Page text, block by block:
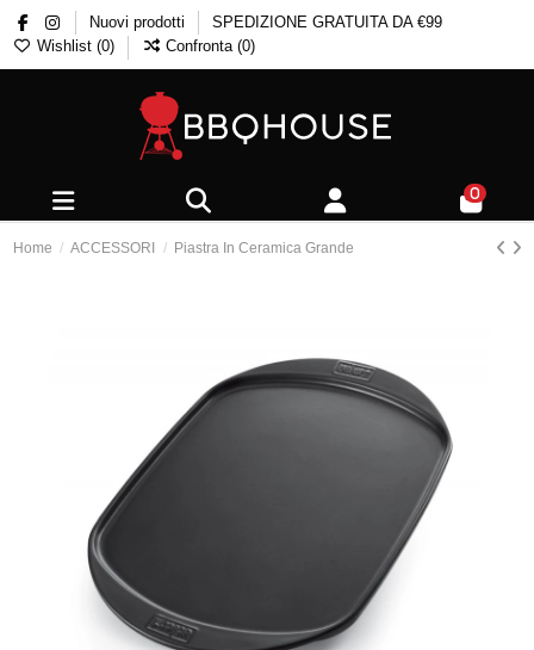
Nuovi prodotti
SPEDIZIONE GRATUITA DA €99
Wishlist (0) Confronta (0)
0
Home ACCESSORI Piastra In Ceramica Grande